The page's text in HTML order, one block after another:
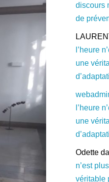
discours
de
l’heure
une
l’heure
une
Odette
n’est
véritable